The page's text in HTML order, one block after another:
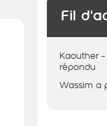
Fil
Kaouther
répondu
Wassim a